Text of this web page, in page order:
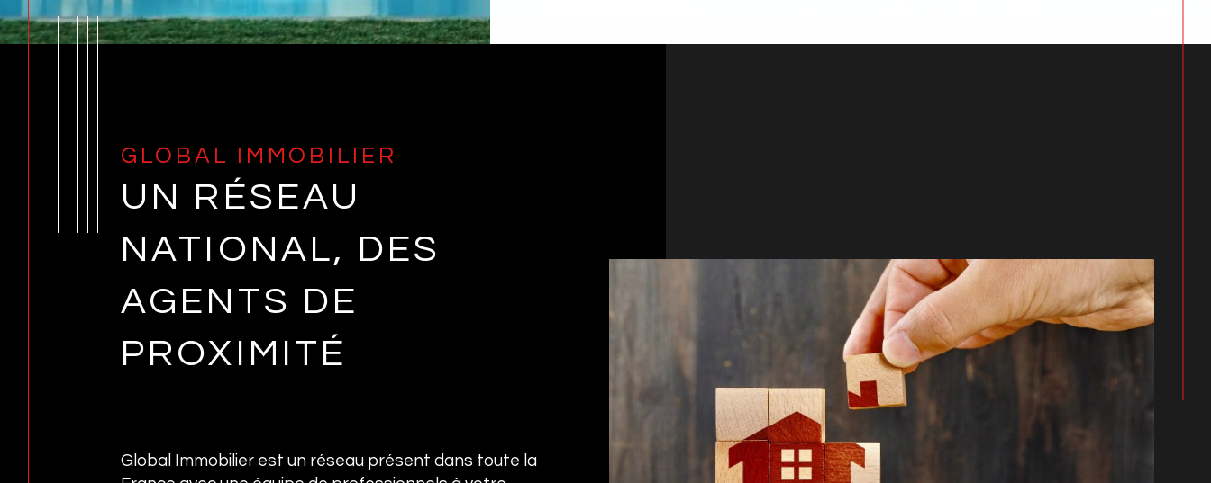
GLOBAL IMMOBILIER
UN RÉSEAU
NATIONAL, DES
AGENTS DE
PROXIMITÉ
Global Immobilier est un réseau présent dans toute la